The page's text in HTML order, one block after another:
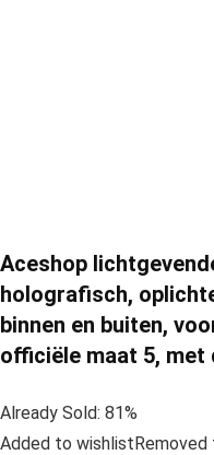
Aceshop
holografisch,
binnen en buiten,
officiële maat 5, met
Already Sold: 81%
Added to